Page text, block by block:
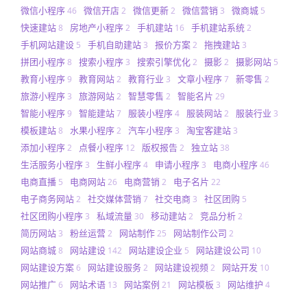
微信小程序46 微信开店2 微信更新2 微信营销 3 微商城 5
快速建站8 房地产小程序2 手机建站 16 手机建站系统2
手机网站建设 5 手机自助建站 3 报价方案2 拖拽建站 3
拼团小程序8 搜索小程序 3 搜索引擎优化2 摄影2 摄影网站 5
教育小程序9 教育网站2 教育行业 3 文章小程序7 新零售 2
旅游小程序 3 旅游网站2 智慧零售 2 智能名片 29
智能小程序9 智能建站7 服装小程序4 服装网站2 服装行业 3
模板建站8 水果小程序2 汽车小程序 3 淘宝客建站 3
添加小程序2 点餐小程序 12 版权报告2 独立站 38
生活服务小程序 3 生鲜小程序4 申请小程序 3 电商小程序46
电商直播 5 电商网站26 电商营销 2 电子名片 22
电子商务网站2 社交媒体营销 7 社交电商 3 社区团购 5
社区团购小程序 3 私域流量 30 移动建站2 竞品分析2
简历网站 3 粉丝运营2 网站制作25 网站制作公司 2
网站商城8 网站建设 142 网站建设企业 5 网站建设公司 10
网站建设方案6 网站建设服务2 网站建设视频2 网站开发 10
网站推广6 网站术语 13 网站案例 21 网站模板 3 网站维护 4